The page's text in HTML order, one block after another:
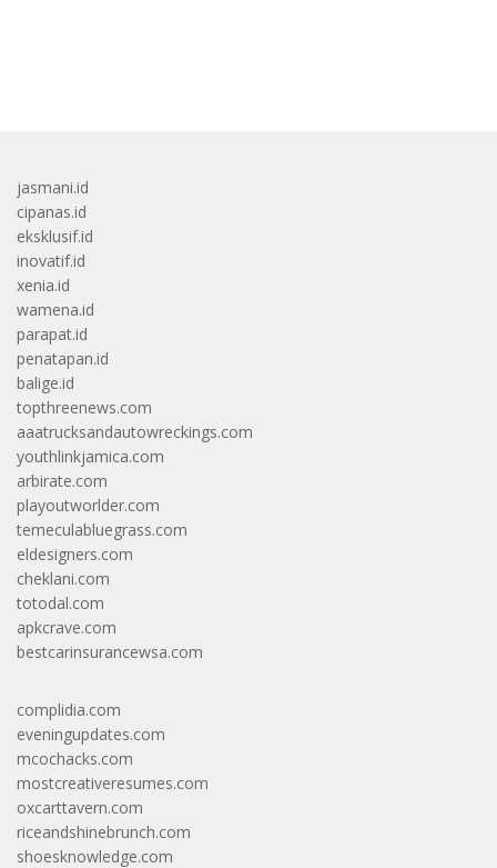
jasmani.id
cipanas.id
eksklusif.id
inovatif.id
xenia.id
wamena.id
parapat.id
penatapan.id
balige.id
topthreenews.com
aaatrucksandautowreckings.com
youthlinkjamica.com
arbirate.com
playoutworlder.com
temeculabluegrass.com
eldesigners.com
cheklani.com
totodal.com
apkcrave.com
bestcarinsurancewsa.com
complidia.com
eveningupdates.com
mcochacks.com
mostcreativeresumes.com
oxcarttavern.com
riceandshinebrunch.com
shoesknowledge.com